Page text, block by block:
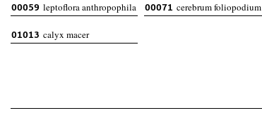
00059 leptoflora anthropophila feminina
00071 cerebrum foliopodium
01013 calyx macer